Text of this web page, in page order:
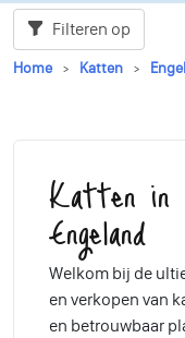
Filteren op
Home Katten
Katten in
Engeland
Welkom bij de
en verkopen van
en betrouwbaar